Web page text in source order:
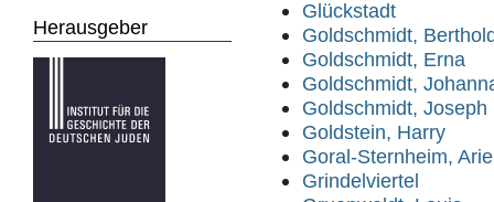
Glückstadt
Goldschmidt,
Goldschmidt, Erna
Goldschmidt,
Goldschmidt, Joseph
Goldstein, Harry
Goral-Sternheim, Arie
Grindelviertel
Herausgeber